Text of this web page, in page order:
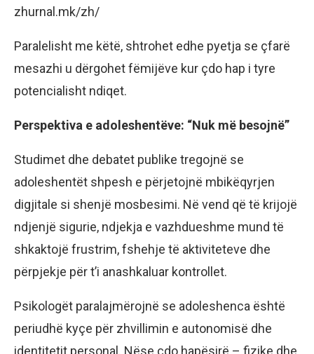
zhurnal.mk/zh/
Paralelisht me këtë, shtrohet edhe pyetja se çfarë
mesazhi u dërgohet fëmijëve kur çdo hap i tyre
potencialisht ndiqet.
Perspektiva e adoleshentëve: “Nuk më besojnë”
Studimet dhe debatet publike tregojnë se
adoleshentët shpesh e përjetojnë mbikëqyrjen
digjitale si shenjë mosbesimi. Në vend që të krijojë
ndjenjë sigurie, ndjekja e vazhdueshme mund të
shkaktojë frustrim, fshehje të aktiviteteve dhe
përpjekje për t’i anashkaluar kontrollet.
Psikologët paralajmërojnë se adoleshenca është
periudhë kyçe për zhvillimin e autonomisë dhe
identitetit personal. Nëse çdo hapësirë – fizike dhe